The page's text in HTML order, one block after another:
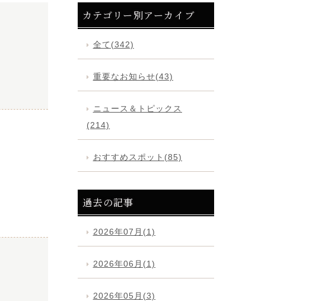
カテゴリー別アーカイブ
全て(342)
重要なお知らせ(43)
ニュース＆トピックス
(214)
おすすめスポット(85)
過去の記事
2026年07月(1)
2026年06月(1)
2026年05月(3)